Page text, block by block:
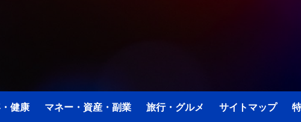
健康 マネー・資産・副業 旅行・グルメ サイトマップ